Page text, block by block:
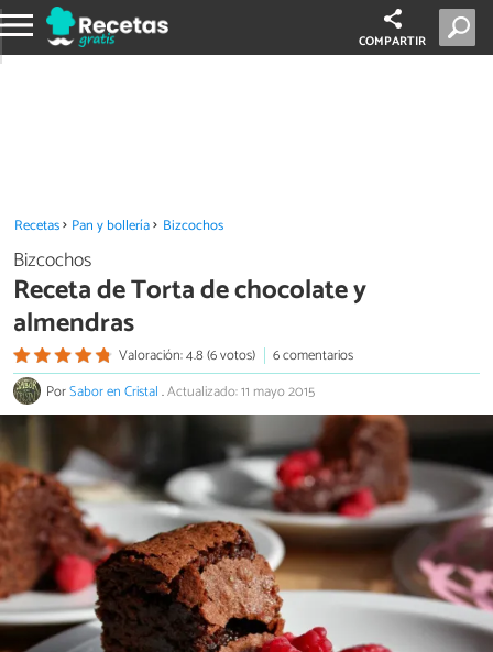
COMPARTIR
Recetas Pan y bollería Bizcochos
Bizcochos
Receta de Torta de chocolate y
almendras
Valoración: 4.8 (6 votos)
6 comentarios
PorSabor en Cristal.Actualizado: 11 mayo 2015